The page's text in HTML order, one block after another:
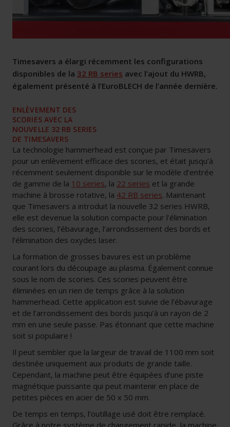
Timesavers a élargi récemment les configurations
disponibles de la 32 RB series avec l’ajout du HWRB,
également présenté à l’EuroBLECH de l’année dernière.
ENLÈVEMENT DES
SCORIES AVEC LA
NOUVELLE 32 RB SERIES
DE TIMESAVERS
La technologie hammerhead est conçue par Timesavers
pour un enlèvement efficace des scories, et était jusqu’à
récemment seulement disponible sur le modèle d’entrée
de gamme de la 10 series, la 22 series et la grande
machine à brosse rotative, la 42 RB series. Maintenant
que Timesavers a introduit la nouvelle 32 series HWRB,
elle est devenue la solution compacte pour l’élimination
des scories, l’ébavurage, l’arrondissement des bords et
l’élimination des oxydes laser.
La formation de grosses bavures est un problème
courant lors du découpage au plasma. Également connue
sous le nom de scories. Ces scories peuvent être
éliminées en un rien de temps grâce à la solution
hammerhead. Cette application est suivie de l’ébavurage
et de l’arrondissement des bords jusqu’à un rayon de 2
mm en une seule passe. Pas étonnant que cette machine
soit si populaire !
Il peut sembler que la largeur de travail de 1100 mm soit
destinée uniquement aux produits de grande taille.
Cependant, la machine peut être équipées d’une piste
magnétique puissante qui peut maintenir en place de
petites pièces en acier de 50 x 50 mm.
De temps en temps, l’outillage usé doit être remplacé.
Grâce à notre système de changement rapide, la machine